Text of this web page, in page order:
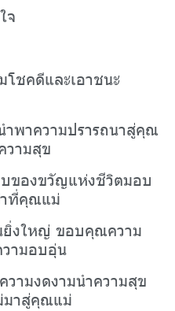
จ
โชคดีและเอาชนะ
พาความปรารถนาสู่คุณ
วามสุข
ของขวัญแห่งชีวิตมอบ
าที่คุณแม่
ยิ่งใหญ่ ขอบคุณความ
วามอบอุ่น
ามงดงามนำความสุข
มาสู่คุณแม่